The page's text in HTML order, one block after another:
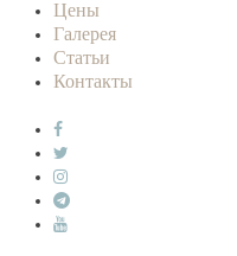
Цены
Галерея
Статьи
Контакты